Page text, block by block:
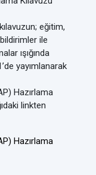
eğitim,
ile
ışığında
yayımlanarak
Hazırlama
linkten
Hazırlama